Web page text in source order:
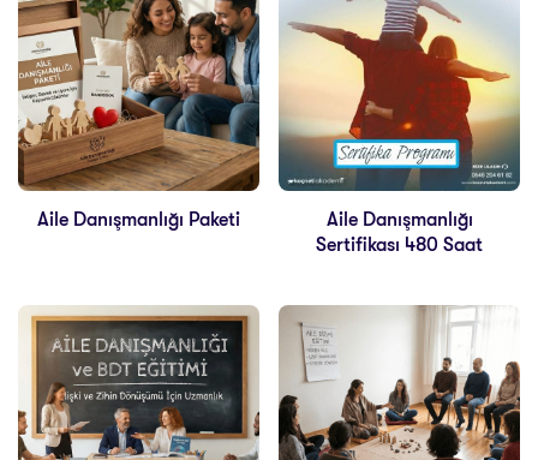
Aile Danışmanlığı Paketi
Aile Danışmanlığı
Sertifikası 480 Saat